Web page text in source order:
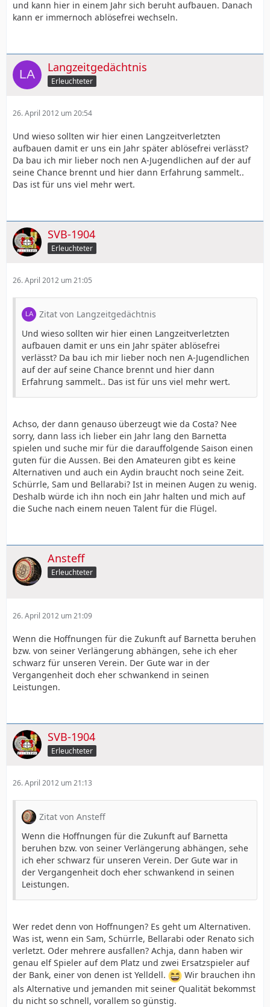
und kann hier in einem Jahr sich beruht aufbauen. Danach
kann er immernoch ablösefrei wechseln.
Langzeitgedächtnis
Erleuchteter
26. April 2012 um 20:54
Und wieso sollten wir hier einen Langzeitverletzten
aufbauen damit er uns ein Jahr später ablösefrei verlässt?
Da bau ich mir lieber noch nen A-Jugendlichen auf der auf
seine Chance brennt und hier dann Erfahrung sammelt..
Das ist für uns viel mehr wert.
SVB-1904
Erleuchteter
26. April 2012 um 21:05
Zitat von Langzeitgedächtnis
Und wieso sollten wir hier einen Langzeitverletzten
aufbauen damit er uns ein Jahr später ablösefrei
verlässt? Da bau ich mir lieber noch nen A-Jugendlichen
auf der auf seine Chance brennt und hier dann
Erfahrung sammelt.. Das ist für uns viel mehr wert.
Achso, der dann genauso überzeugt wie da Costa? Nee
sorry, dann lass ich lieber ein Jahr lang den Barnetta
spielen und suche mir für die darauffolgende Saison einen
guten für die Aussen. Bei den Amateuren gibt es keine
Alternativen und auch ein Aydin braucht noch seine Zeit.
Schürrle, Sam und Bellarabi? Ist in meinen Augen zu wenig.
Deshalb würde ich ihn noch ein Jahr halten und mich auf
die Suche nach einem neuen Talent für die Flügel.
Ansteff
Erleuchteter
26. April 2012 um 21:09
Wenn die Hoffnungen für die Zukunft auf Barnetta beruhen
bzw. von seiner Verlängerung abhängen, sehe ich eher
schwarz für unseren Verein. Der Gute war in der
Vergangenheit doch eher schwankend in seinen
Leistungen.
SVB-1904
Erleuchteter
26. April 2012 um 21:13
Zitat von Ansteff
Wenn die Hoffnungen für die Zukunft auf Barnetta
beruhen bzw. von seiner Verlängerung abhängen, sehe
ich eher schwarz für unseren Verein. Der Gute war in
der Vergangenheit doch eher schwankend in seinen
Leistungen.
Wer redet denn von Hoffnungen? Es geht um Alternativen.
Was ist, wenn ein Sam, Schürrle, Bellarabi oder Renato sich
verletzt. Oder mehrere ausfallen? Achja, dann haben wir
genau elf Spieler auf dem Platz und zwei Ersatzspieler auf
der Bank, einer von denen ist Yelldell.
Wir brauchen ihn
als Alternative und jemanden mit seiner Qualität bekommst
du nicht so schnell, vorallem so günstig.